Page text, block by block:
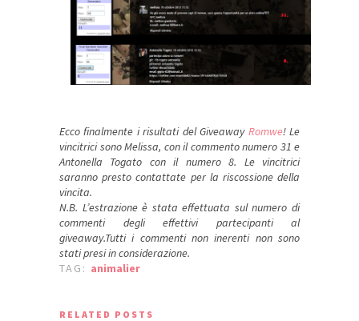
Ecco finalmente i risultati del Giveaway Romwe! Le
vincitrici sono Melissa, con il commento numero 31 e
Antonella Togato con il numero 8. Le vincitrici
saranno presto contattate per la riscossione della
vincita.
N.B. L’estrazione è stata effettuata sul numero di
commenti degli effettivi partecipanti al
giveaway.Tutti i commenti non inerenti non sono
stati presi in considerazione.
TAG: animalier
RELATED POSTS